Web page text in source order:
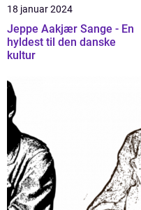
18 januar 2024
Jeppe Aakjær Sange - En
hyldest til den danske
kultur